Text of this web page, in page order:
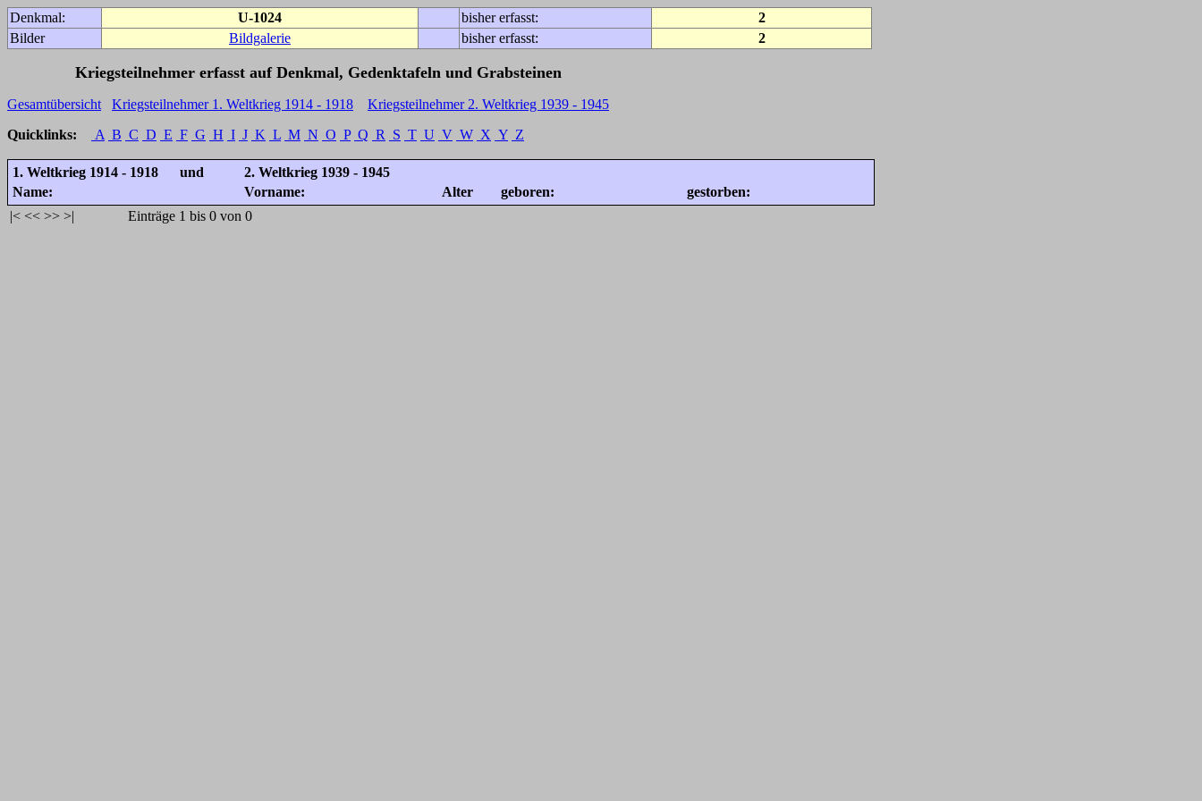
Denkmal: U-1024 bisher erfasst:
2
Bilder
Bildgalerie bisher erfasst: 2
Kriegsteilnehmer erfasst auf Denkmal, Gedenktafeln und Grabsteinen
Gesamtübersicht Kriegsteilnehmer 1. Weltkrieg 1914 - 1918
Kriegsteilnehmer 2. Weltkrieg 1939 - 1945
Quicklinks:
A B C D E F G H I J K L M N O P Q R S T U V W X Y Z
1. Weltkrieg 1914 - 1918 und
2. Weltkrieg 1939 - 1945
Name:
Vorname: Alter geboren:
gestorben:
|< << >> >| Einträge 1 bis 0 von 0